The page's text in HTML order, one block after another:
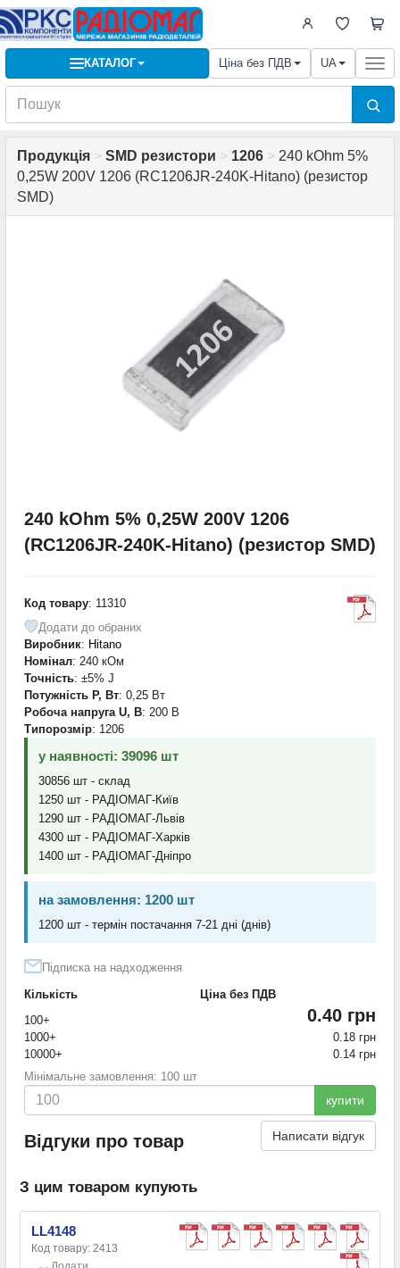
КАТАЛОГ Ціна без ПДВ UA
Продукція > SMD резистори > 1206 > 240 kOhm 5%
0,25W 200V 1206 (RC1206JR-240K-Hitano) (резистор
SMD)
240 kOhm 5% 0,25W 200V 1206
(RC1206JR-240K-Hitano) (резистор SMD)
Код товару: 11310
Додати до обраних
Виробник: Hitano
Номінал: 240 кОм
Точність: ±5% J
Потужність P, Вт: 0,25 Вт
Робоча напруга U, В: 200 В
Типорозмір: 1206
у наявності: 39096 шт
30856 шт - склад
1250 шт - РАДІОМАГ-Київ
1290 шт - РАДІОМАГ-Львів
4300 шт - РАДІОМАГ-Харків
1400 шт - РАДІОМАГ-Дніпро
на замовлення: 1200 шт
1200 шт - термін постачання 7-21 дні (днів)
Підписка на надходження
Кількість
Ціна без ПДВ
100+
0.40 грн
1000+
0.18 грн
10000+
0.14 грн
Мінімальне замовлення: 100 шт
купити
Відгуки про товар Написати відгук
З цим товаром купують
LL4148
Код товару: 2413